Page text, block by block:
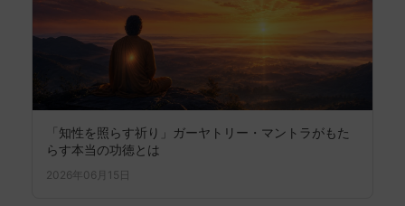
「知性を照らす祈り」ガーヤトリー・マントラがもた
らす本当の功徳とは
2026年06月15日